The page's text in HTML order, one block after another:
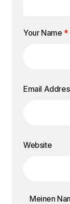
Your Name *
Email
Website
Meinen